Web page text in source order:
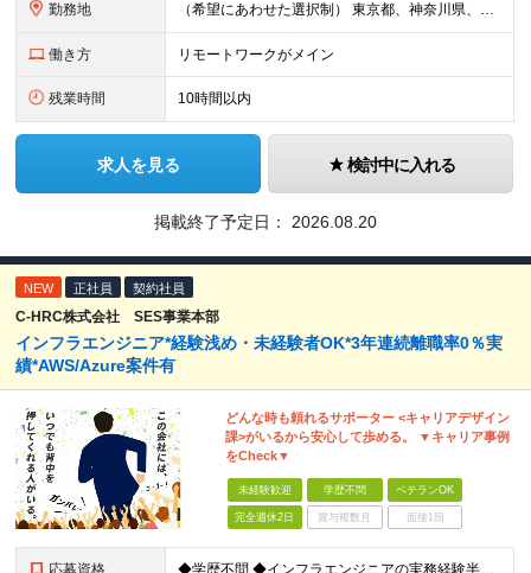
勤務地 （希望にあわせた選択制） 東京都、神奈川県、埼玉県、千葉県、大阪府、兵庫県、京都府、愛知県、福岡県の各プロジェクト先 ・フル／ハイブリッドリモート案件あり ・転勤なし ・U・Iターンも歓迎＆支援可能
働き方 リモートワークがメイン
残業時間 10時間以内
求人を見る 検討中に入れる
掲載終了予定日： 2026.08.20
NEW 正社員 契約社員
C-HRC株式会社 SES事業本部
インフラエンジニア*経験浅め・未経験者OK*3年連続離職率0％実
績*AWS/Azure案件有
どんな時も頼れるサポーター <キャリアデザイン
課>がいるから安心して歩める。 ▼キャリア事例
をCheck▼
未経験歓迎 学歴不問 ベテランOK
完全週休2日 賞与複数月 面接1回
応募資格 ◆学歴不問 ◆インフラエンジニアの実務経験半年以上 ☆「インフラエンジニアの仕事に興味がある」 「IT業界で働きたい」といった実務未経験の方も募集しています！ ----こんな方が入社しています！-